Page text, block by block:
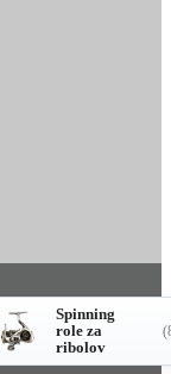
Spinning
role za
ribolov